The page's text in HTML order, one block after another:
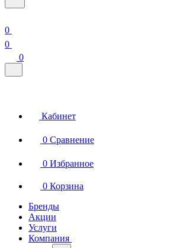
0
0
0
Кабинет
0 Сравнение
0 Избранное
0 Корзина
Бренды
Акции
Услуги
Компания